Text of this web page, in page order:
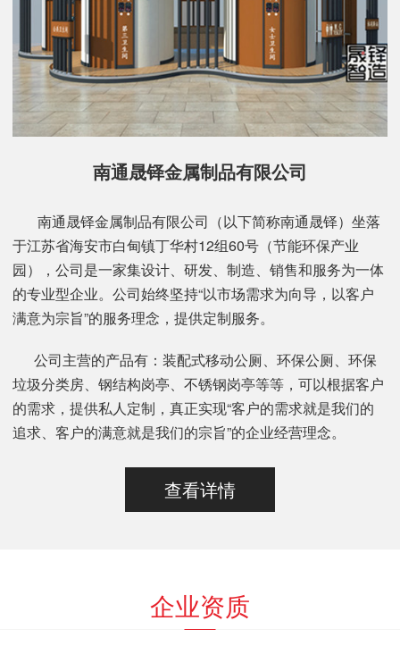
南通晟铎金属制品有限公司
南通晟铎金属制品有限公司（以下简称南通晟铎）坐落
于江苏省海安市白甸镇丁华村12组60号（节能环保产业
园），公司是一家集设计、研发、制造、销售和服务为一体
的专业型企业。公司始终坚持“以市场需求为向导，以客户
满意为宗旨”的服务理念，提供定制服务。
公司主营的产品有：装配式移动公厕、环保公厕、环保
垃圾分类房、钢结构岗亭、不锈钢岗亭等等，可以根据客户
的需求，提供私人定制，真正实现“客户的需求就是我们的
追求、客户的满意就是我们的宗旨”的企业经营理念。
查看详情
企业资质